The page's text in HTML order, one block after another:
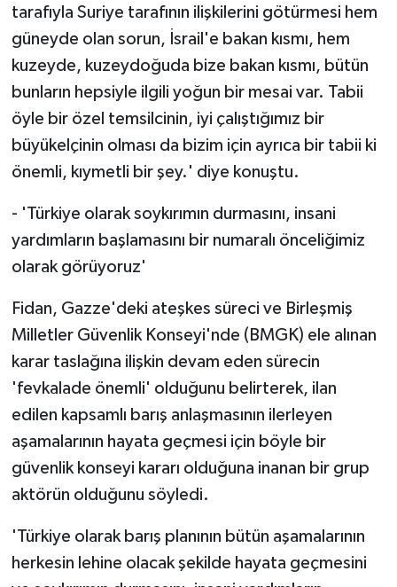
tarafıyla Suriye tarafının ilişkilerini götürmesi hem
güneyde olan sorun, İsrail'e bakan kısmı, hem
kuzeyde, kuzeydoğuda bize bakan kısmı, bütün
bunların hepsiyle ilgili yoğun bir mesai var. Tabii
öyle bir özel temsilcinin, iyi çalıştığımız bir
büyükelçinin olması da bizim için ayrıca bir tabii ki
önemli, kıymetli bir şey.' diye konuştu.
- 'Türkiye olarak soykırımın durmasını, insani
yardımların başlamasını bir numaralı önceliğimiz
olarak görüyoruz'
Fidan, Gazze'deki ateşkes süreci ve Birleşmiş
Milletler Güvenlik Konseyi'nde (BMGK) ele alınan
karar taslağına ilişkin devam eden sürecin
'fevkalade önemli' olduğunu belirterek, ilan
edilen kapsamlı barış anlaşmasının ilerleyen
aşamalarının hayata geçmesi için böyle bir
güvenlik konseyi kararı olduğuna inanan bir grup
aktörün olduğunu söyledi.
'Türkiye olarak barış planının bütün aşamalarının
herkesin lehine olacak şekilde hayata geçmesini